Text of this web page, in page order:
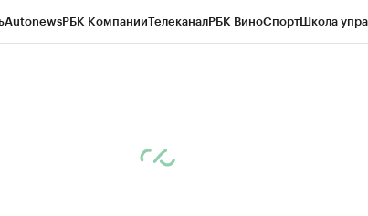
AutonewsРБК КомпанииТелеканалРБК ВиноСпортШкола